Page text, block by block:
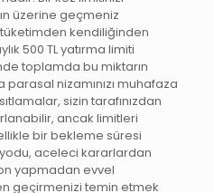
üzerine geçmeniz
tüketimden kendiliğinden
500 TL yatırma limiti
toplamda bu miktarın
parasal nizamınızı muhafaza
sizin tarafınızdan
ancak limitleri
bir bekleme süresi
aceleci kararlardan
yapmadan evvel
geçirmenizi temin etmek